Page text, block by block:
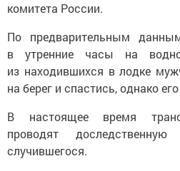
комитета России.
По предварительным
в утренние часы на
из находившихся в лодке
на берег и спастись, однако
В настоящее время
проводят
случившегося.